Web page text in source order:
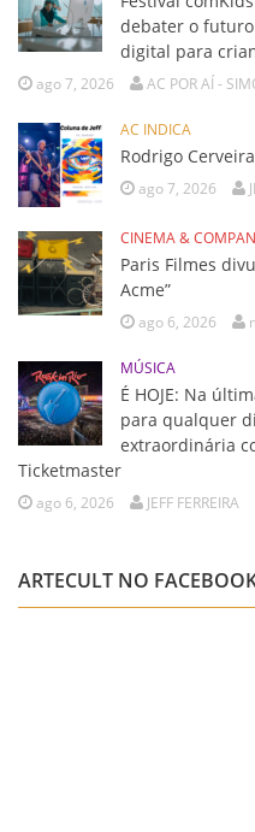
debater o
digital para
ago 7, 2026 AC POR AÍ -
AC INDICA
Rodrigo
ago 7, 2026
CINEMA &
Paris Filmes
Acme”
ago 6, 2026
MÚSICA
É HOJE: Na
para qualquer
extraordinária
Ticketmaster
ago 6, 2026 JEFF FERREIRA
ARTECULT NO